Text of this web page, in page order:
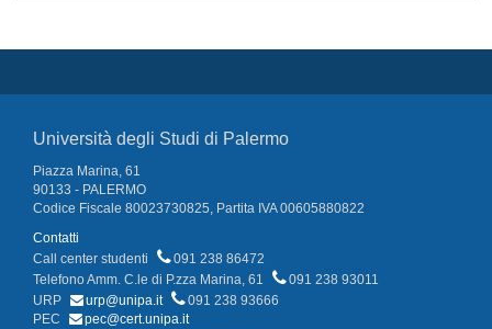
Università degli Studi di Palermo
Piazza Marina, 61
90133 - PALERMO
Codice Fiscale 80023730825, Partita IVA 00605880822
Contatti
Call center studenti
091 238 86472
Telefono Amm. C.le di P.zza Marina, 61
091 238 93011
URP
urp@unipa.it
091 238 93666
PEC
pec@cert.unipa.it